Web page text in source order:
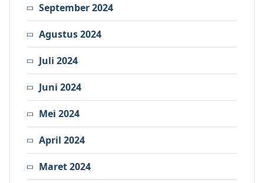
September 2024
Agustus 2024
Juli 2024
Juni 2024
Mei 2024
April 2024
Maret 2024